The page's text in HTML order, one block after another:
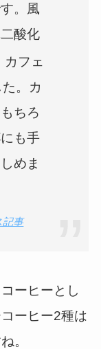
。風
酸化
カフェ
。カ
ちろ
も手
めま
記事
ーヒーとし
ーヒー2種は
。